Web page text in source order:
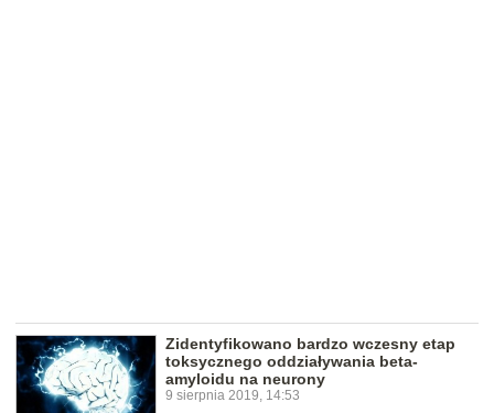
Zidentyfikowano bardzo wczesny etap
toksycznego oddziaływania beta-
amyloidu na neurony
9 sierpnia 2019, 14:53